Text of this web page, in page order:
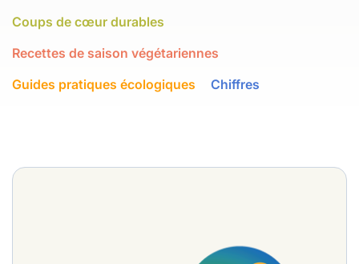
Coups de cœur durables
Recettes de saison végétariennes
Guides pratiques écologiques
Chiffres